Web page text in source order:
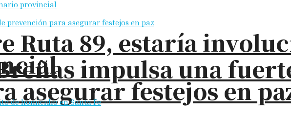
impulsa una
asegurar festejos en
Ruta 89, estaría